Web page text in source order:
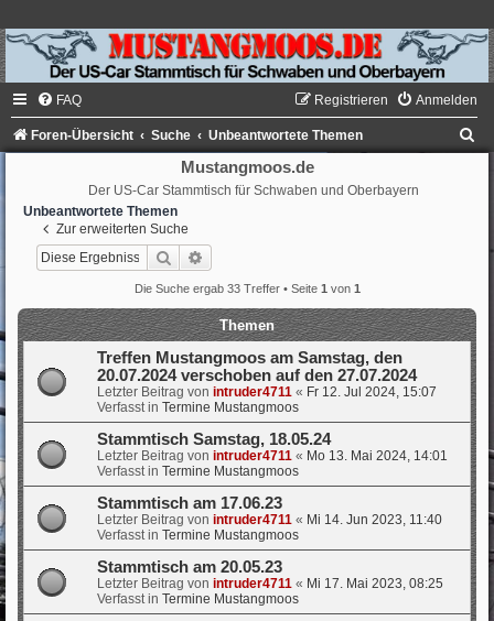
FAQ Anmelden
Registrieren
Foren-Übersicht Suche Unbeantwortete Themen
Mustangmoos.de
Der US-Car Stammtisch für Schwaben und Oberbayern
Unbeantwortete Themen
Zur erweiterten Suche
Suche
Die Suche ergab 33 Treffer • Seite 1von 1
Themen
Treffen Mustangmoos am Samstag, den
20.07.2024 verschoben auf den 27.07.2024
Letzter Beitrag von intruder4711 « Fr 12. Jul 2024, 15:07
Verfasst in Termine Mustangmoos
Stammtisch Samstag, 18.05.24
Letzter Beitrag von intruder4711 « Mo 13. Mai 2024, 14:01
Verfasst in Termine Mustangmoos
Stammtisch am 17.06.23
Letzter Beitrag von intruder4711 « Mi 14. Jun 2023, 11:40
Verfasst in Termine Mustangmoos
Stammtisch am 20.05.23
Letzter Beitrag von intruder4711 « Mi 17. Mai 2023, 08:25
Verfasst in Termine Mustangmoos